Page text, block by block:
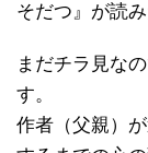
そだつ』が読み
まだチラ見な
す。
作者（父親）